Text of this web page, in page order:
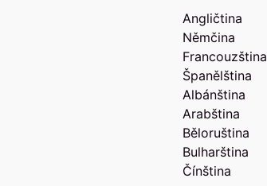
Angličtina
Němčina
Francouzština
Španělština
Albánština
Arabština
Běloruština
Bulharština
Čínština